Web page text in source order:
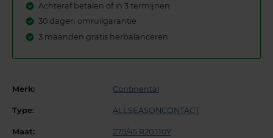
Achteraf betalen of in 3 termijnen
30 dagen omruilgarantie
3 maanden gratis herbalanceren
Merk: Continental
Type: ALLSEASONCONTACT
Maat: 275/45 R20 110Y